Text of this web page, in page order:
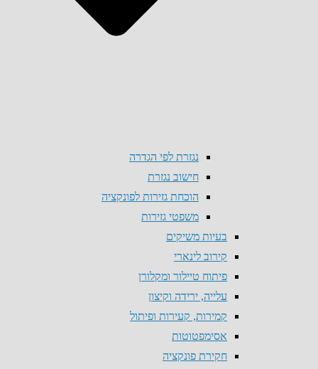
נגזרת לפי הגדרה
חישוב נגזרת
הוכחת גזירות לפונקציה
משפטי גזירות
בעיות משיקים
קירוב לינארי
פיתוח טיילור ומקלורן
עלייה, ירידה וקיצון
קמירות, קעירות ופיתול
אסימפטוטות
חקירת פונקציה